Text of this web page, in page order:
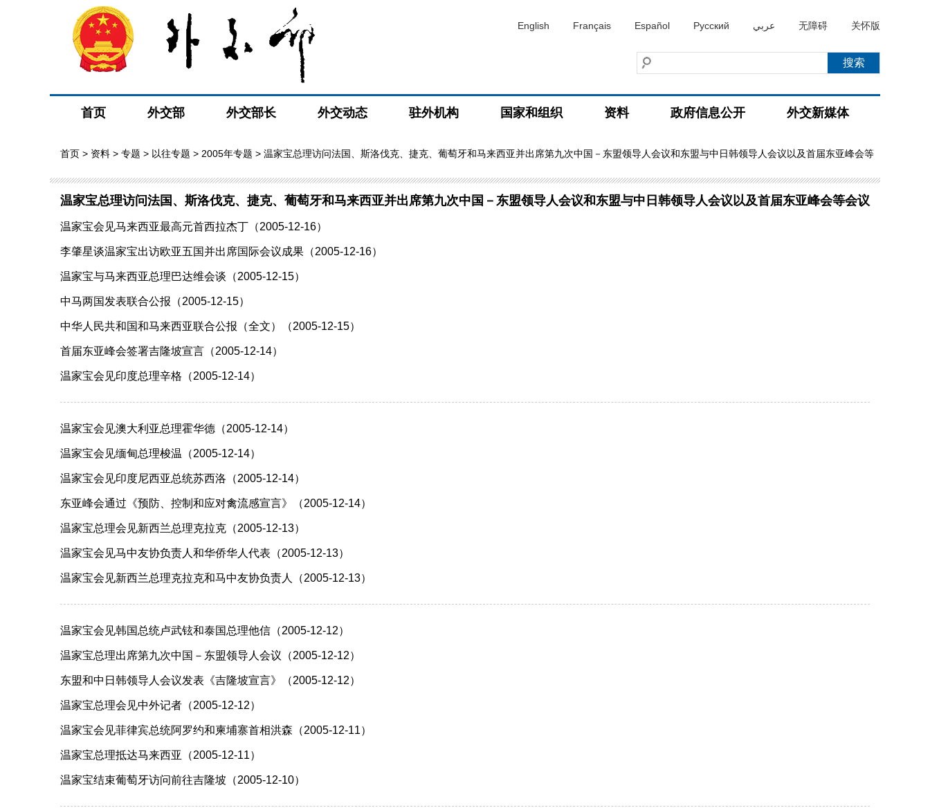
English Français Español Русский عربي 无障碍 关怀版
首页 外交部 外交部长 外交动态 驻外机构 国家和组织 资料 政府信息公开 外交新媒体
首页 > 资料 > 专题 > 以往专题 > 2005年专题 > 温家宝总理访问法国、斯洛伐克、捷克、葡萄牙和马来西亚并出席第九次中国－东盟领导人会议和东盟与中日韩领导人会议以及首届东亚峰会等
温家宝总理访问法国、斯洛伐克、捷克、葡萄牙和马来西亚并出席第九次中国－东盟领导人会议和东盟与中日韩领导人会议以及首届东亚峰会等会议
温家宝会见马来西亚最高元首西拉杰丁（2005-12-16）
李肇星谈温家宝出访欧亚五国并出席国际会议成果（2005-12-16）
温家宝与马来西亚总理巴达维会谈（2005-12-15）
中马两国发表联合公报（2005-12-15）
中华人民共和国和马来西亚联合公报（全文）（2005-12-15）
首届东亚峰会签署吉隆坡宣言（2005-12-14）
温家宝会见印度总理辛格（2005-12-14）
温家宝会见澳大利亚总理霍华德（2005-12-14）
温家宝会见缅甸总理梭温（2005-12-14）
温家宝会见印度尼西亚总统苏西洛（2005-12-14）
东亚峰会通过《预防、控制和应对禽流感宣言》（2005-12-14）
温家宝总理会见新西兰总理克拉克（2005-12-13）
温家宝会见马中友协负责人和华侨华人代表（2005-12-13）
温家宝会见新西兰总理克拉克和马中友协负责人（2005-12-13）
温家宝会见韩国总统卢武铉和泰国总理他信（2005-12-12）
温家宝总理出席第九次中国－东盟领导人会议（2005-12-12）
东盟和中日韩领导人会议发表《吉隆坡宣言》（2005-12-12）
温家宝总理会见中外记者（2005-12-12）
温家宝会见菲律宾总统阿罗约和柬埔寨首相洪森（2005-12-11）
温家宝总理抵达马来西亚（2005-12-11）
温家宝结束葡萄牙访问前往吉隆坡（2005-12-10）